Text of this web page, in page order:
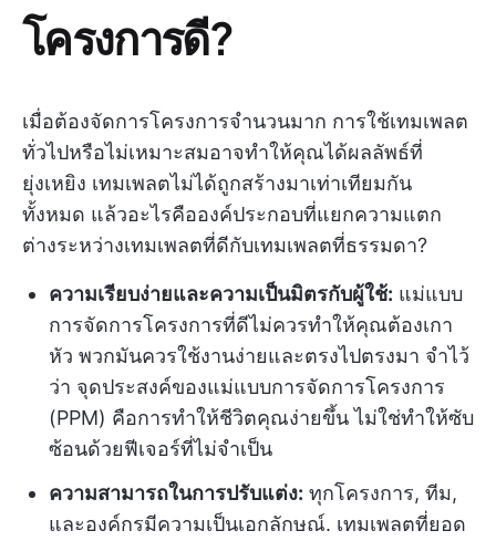
โครงการดี?
เมื่อต้องจัดการโครงการจำนวนมาก การใช้เทมเพลต
ทั่วไปหรือไม่เหมาะสมอาจทำให้คุณได้ผลลัพธ์ที่
ยุ่งเหยิง เทมเพลตไม่ได้ถูกสร้างมาเท่าเทียมกัน
ทั้งหมด แล้วอะไรคือองค์ประกอบที่แยกความแตก
ต่างระหว่างเทมเพลตที่ดีกับเทมเพลตที่ธรรมดา?
ความเรียบง่ายและความเป็นมิตรกับผู้ใช้: แม่แบบ
การจัดการโครงการที่ดีไม่ควรทำให้คุณต้องเกา
หัว พวกมันควรใช้งานง่ายและตรงไปตรงมา จำไว้
ว่า จุดประสงค์ของแม่แบบการจัดการโครงการ
(PPM) คือการทำให้ชีวิตคุณง่ายขึ้น ไม่ใช่ทำให้ซับ
ซ้อนด้วยฟีเจอร์ที่ไม่จำเป็น
ความสามารถในการปรับแต่ง: ทุกโครงการ, ทีม,
และองค์กรมีความเป็นเอกลักษณ์. เทมเพลตที่ยอด